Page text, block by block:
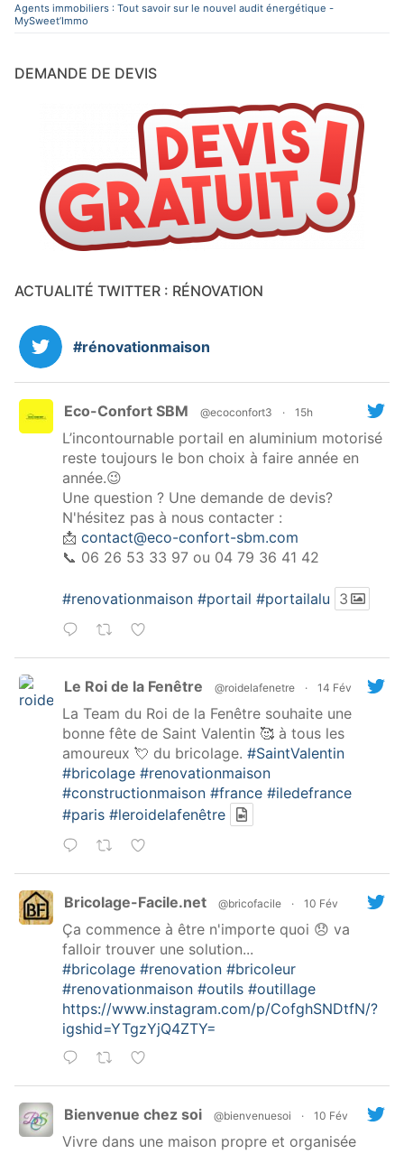
Agents immobiliers : Tout savoir sur le nouvel audit énergétique -
MySweet’Immo
DEMANDE DE DEVIS
ACTUALITÉ TWITTER : RÉNOVATION
#rénovationmaison
Eco-Confort SBM @ecoconfort3 · 15h
L’incontournable portail en aluminium motorisé
reste toujours le bon choix à faire année en
année.😉
Une question ? Une demande de devis?
N'hésitez pas à nous contacter :
📩 contact@eco-confort-sbm.com
📞 06 26 53 33 97 ou 04 79 36 41 42
#renovationmaison #portail #portailalu 3
Le Roi de la Fenêtre @roidelafenetre · 14 Fév
La Team du Roi de la Fenêtre souhaite une
bonne fête de Saint Valentin 🥰 à tous les
amoureux 💘 du bricolage. #SaintValentin
#bricolage #renovationmaison
#constructionmaison #france #iledefrance
#paris #leroidelafenêtre
Bricolage-Facile.net @bricofacile · 10 Fév
Ça commence à être n'importe quoi 😞 va
falloir trouver une solution...
#bricolage #renovation #bricoleur
#renovationmaison #outils #outillage
https://www.instagram.com/p/CofghSNDtfN/?
igshid=YTgzYjQ4ZTY=
Bienvenue chez soi @bienvenuesoi · 10 Fév
Vivre dans une maison propre et organisée